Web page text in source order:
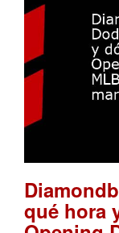
qué hora